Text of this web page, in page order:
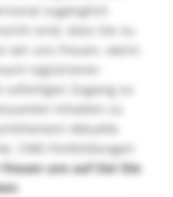
zugänglich
sind, dass Sie zu
wir uns freuen, wenn
registrieren
Zugang zu
Inhalten zu
Aktuelle
CME-Fortbildungen
uns auf Sie! Die